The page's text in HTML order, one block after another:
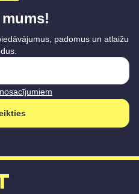
padomus un atlaižu